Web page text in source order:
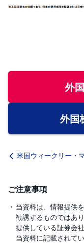
外
外国
米国ウィークリー・
ご注意事項
当資料は、情報提供
勧誘するものではあ
提供している証券会
当資料に記載されて